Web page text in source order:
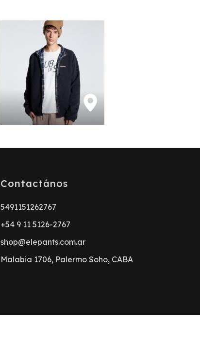
Contactános
5491151262767
+54 9 11 5126-2767
shop@elepants.com.ar
Malabia 1706, Palermo Soho, CABA